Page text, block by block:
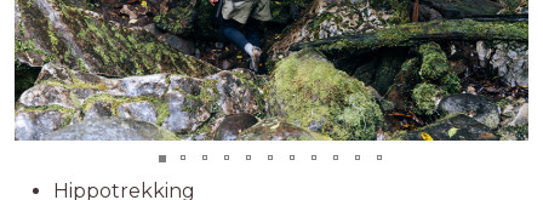
Hippotrekking